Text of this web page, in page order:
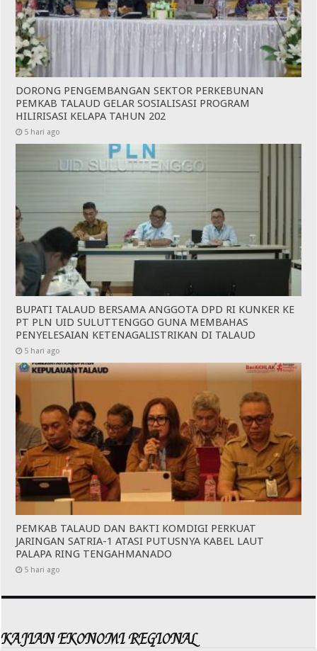
DORONG PENGEMBANGAN SEKTOR PERKEBUNAN
PEMKAB TALAUD GELAR SOSIALISASI PROGRAM
HILIRISASI KELAPA TAHUN 202
5 hari ago
BUPATI TALAUD BERSAMA ANGGOTA DPD RI KUNKER KE
PT PLN UID SULUTTENGGO GUNA MEMBAHAS
PENYELESAIAN KETENAGALISTRIKAN DI TALAUD
5 hari ago
PEMKAB TALAUD DAN BAKTI KOMDIGI PERKUAT
JARINGAN SATRIA-1 ATASI PUTUSNYA KABEL LAUT
PALAPA RING TENGAHMANADO
5 hari ago
KAJIAN EKONOMI REGIONAL